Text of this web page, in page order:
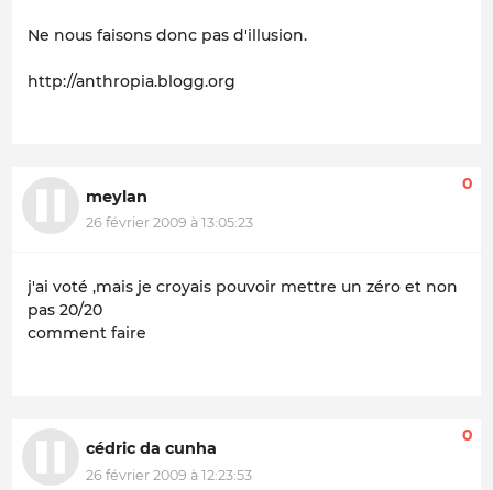
Ne nous faisons donc pas d'illusion.
http://anthropia.blogg.org
meylan
26 février 2009 à 13:05:23
0
j'ai voté ,mais je croyais pouvoir mettre un zéro et non
pas 20/20
comment faire
cédric da cunha
26 février 2009 à 12:23:53
0